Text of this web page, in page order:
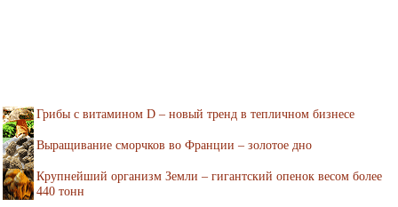
Грибы с витамином D – новый тренд в тепличном бизнесе
Выращивание сморчков во Франции – золотое дно
Крупнейший организм Земли – гигантский опенок весом более
440 тонн